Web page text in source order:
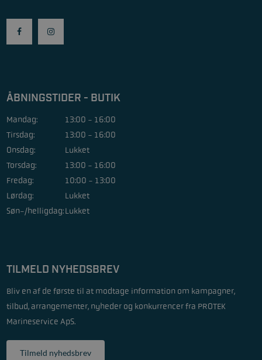
ÅBNINGSTIDER - BUTIK
Mandag:
13:00 - 16:00
Tirsdag:
13:00 - 16:00
Onsdag:
Lukket
Torsdag:
13:00 - 16:00
Fredag:
10:00 - 13:00
Lørdag:
Lukket
Søn-/helligdag:Lukket
TILMELD NYHEDSBREV
Bliv en af de første til at modtage information om kampagner,
tilbud, arrangementer, nyheder og konkurrencer fra PROTEK
Marineservice ApS.
Tilmeld nyhedsbrev